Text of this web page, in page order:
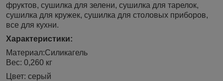
фруктов, сушилка для зелени, сушилка для тарелок,
сушилка для кружек, сушилка для столовых приборов,
все для кухни.
Характеристики:
Материал:Силикагель
Вес: 0,260 кг
Цвет: серый